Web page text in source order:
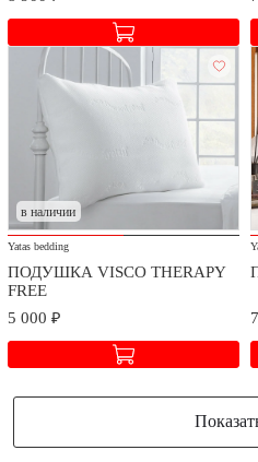
в наличии
Yatas bedding
ПОДУШКА VISCO THERAPY
FREE
5 000 ₽